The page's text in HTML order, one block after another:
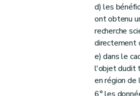
Art. 40
Section 4 Le droit
Art. 41
Section 5 Le droit à
Art. 42
Section 1
d) les
ont obtenu
recherche
directement
e) dans le
l'objet dudit
en région de